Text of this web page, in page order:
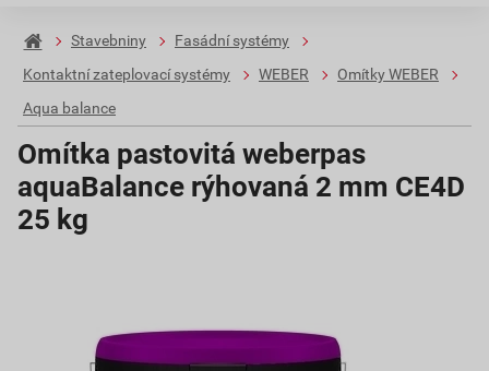
Stavebniny
Fasádní systémy
Kontaktní zateplovací systémy
WEBER
Omítky WEBER
Aqua balance
Omítka pastovitá weberpas
aquaBalance rýhovaná 2 mm CE4D
25 kg